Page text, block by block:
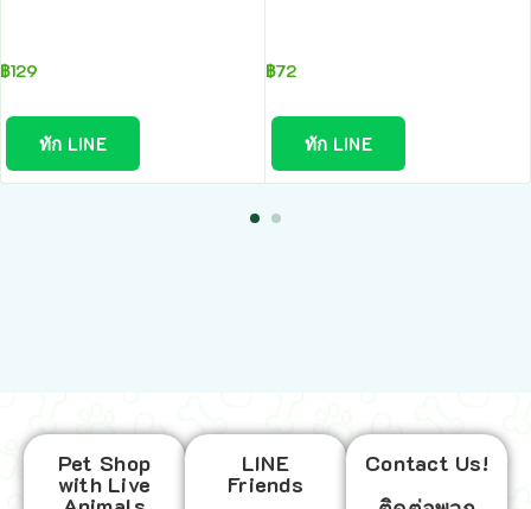
฿129
ทัก LINE
฿72
ทัก LINE
Pet Shop
with Live
LINE
Friends
Contact Us!